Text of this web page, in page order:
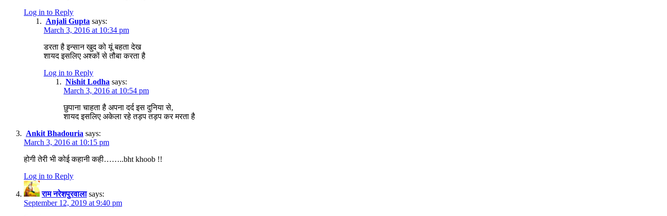
Log in to Reply
Anjali Gupta says:
March 3, 2016 at 10:34 pm
डरता है इन्सान खुद को यूं बहता देख
शायद इसलिए अश्कों से तौबा करता है
Log in to Reply
Nishit Lodha says:
March 3, 2016 at 10:54 pm
छुपाना चाहता है अपना दर्द इस दुनिया से,
शायद इसलिए अकेला रहे तड़प तड़प कर मरता है
Ankit Bhadouria says:
March 3, 2016 at 10:15 pm
होगी तेरी भी कोई कहानी कही……..bht khoob !!
Log in to Reply
राम नरेशपुरवाला says:
September 12, 2019 at 9:40 pm